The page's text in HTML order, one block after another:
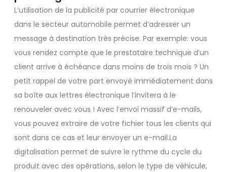
L’utilisation de la publicité par courrier électronique
dans le secteur automobile permet d’adresser un
message à destination très précise. Par exemple: vous
vous rendez compte que le prestataire technique d’un
client arrive à échéance dans moins de trois mois ? Un
petit rappel de votre part envoyé immédiatement dans
sa boîte aux lettres électronique l’invitera à le
renouveler avec vous ! Avec l’envoi massif d’e-mails,
vous pouvez extraire de votre fichier tous les clients qui
sont dans ce cas et leur envoyer un e-mail.La
digitalisation permet de suivre le rythme du cycle du
produit avec des opérations, selon le type de véhicule,